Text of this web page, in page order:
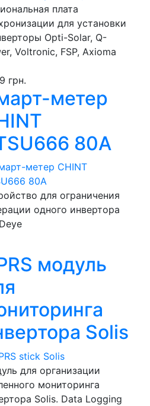
плата
для установки
Opti-Solar, Q-
Voltronic, FSP, Axioma
грн.
метер
80А
для ограничения
одного инвертора
модуль
Solis
для организации
мониторинга
Solis. Data Logging